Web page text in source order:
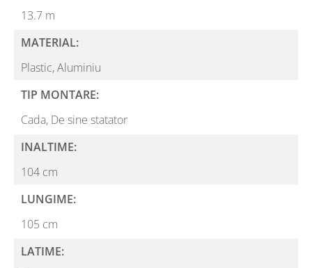
13.7 m
MATERIAL:
Plastic,Aluminiu
TIP MONTARE:
Cada, De sine statator
INALTIME:
104 cm
LUNGIME:
105 cm
LATIME: